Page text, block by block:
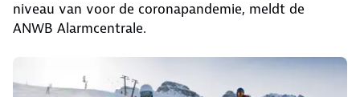
niveau van voor de coronapandemie, meldt de
ANWB Alarmcentrale.